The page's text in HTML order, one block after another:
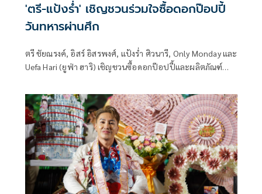
'ตรี-แป้งร่ำ' เชิญชวนร่วมใจซื้อดอกป๊อปปี้
วันทหารผ่านศึก
ตรี ชัยณรงค์, อิสร์ อิสรพงศ์, แป้งร่ำ ศิวนารี, Only Monday และ
Uefa Hari (ยูฟ่า ฮาริ) เชิญชวนซื้อดอกป๊อปปี้และผลิตภัณฑ์
ราชูปถัมภ์สมเด็จพระศรีนครินทราบรมราชชนนี เพื่อช่วยเหลือ
ทหารผ่านศึกและครอบครัว เนื่องในโอกาสวันทหารผ่านศึก ซึ่ง
ตรงกับวันที่ 3 กุมภาพันธ์ของทุกปี เพื่อรำลึกถึงความดีและความ
เสียสละของทหารผ่านศึก รวมทั้งยกย่องเชิดชูเกียรติแก่
ทหารผ่านศึกในฐานะที่เป็นผู้ปกป้องประเทศชาติ